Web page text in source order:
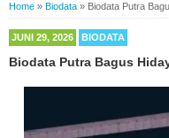
Home » Biodata » Biodata Putra
JUNI 29, 2026 BIODATA
Biodata Putra Bagus